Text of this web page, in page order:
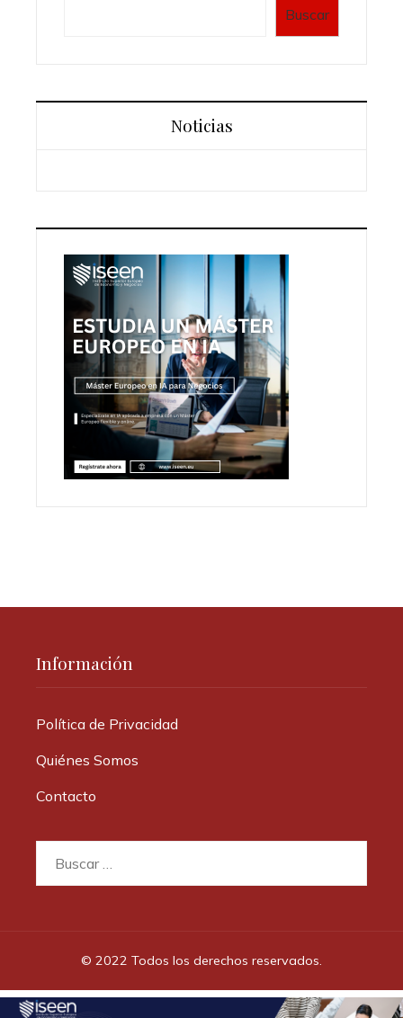
Buscar
Noticias
Información
Política de Privacidad
Quiénes Somos
Contacto
© 2022 Todos los derechos reservados.